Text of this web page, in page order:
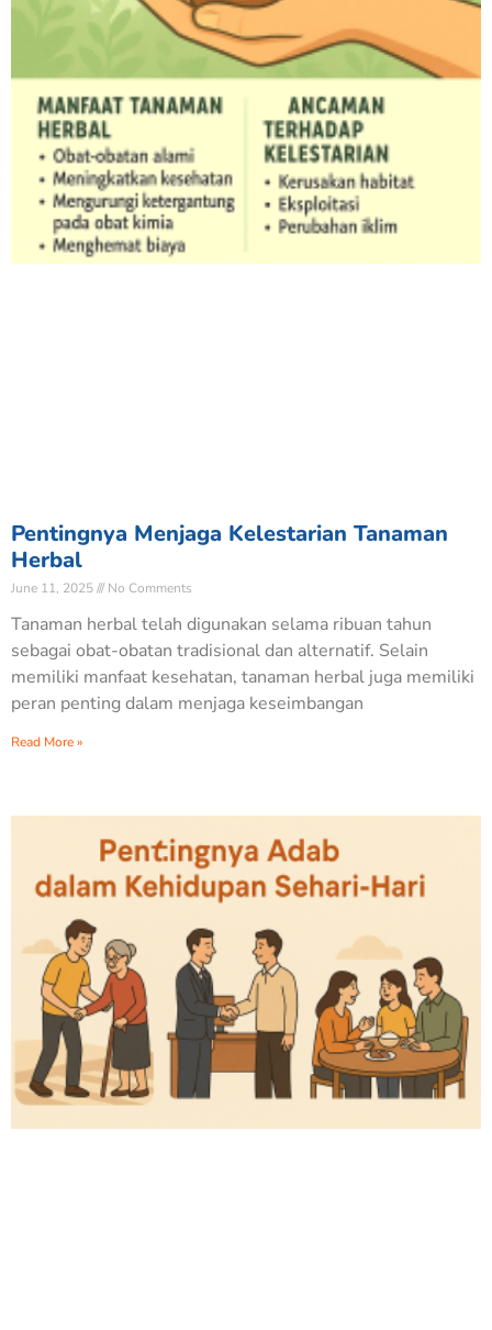
Pentingnya Menjaga Kelestarian Tanaman
Herbal
June 11, 2025 No Comments
Tanaman herbal telah digunakan selama ribuan tahun
sebagai obat-obatan tradisional dan alternatif. Selain
memiliki manfaat kesehatan, tanaman herbal juga memiliki
peran penting dalam menjaga keseimbangan
Read More »